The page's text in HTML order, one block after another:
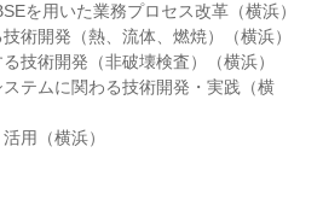
を用いた業務プロセス改革（横浜）
術開発（熱、流体、燃焼）（横浜）
技術開発（非破壊検査）（横浜）
ステムに関わる技術開発・実践（横
用（横浜）